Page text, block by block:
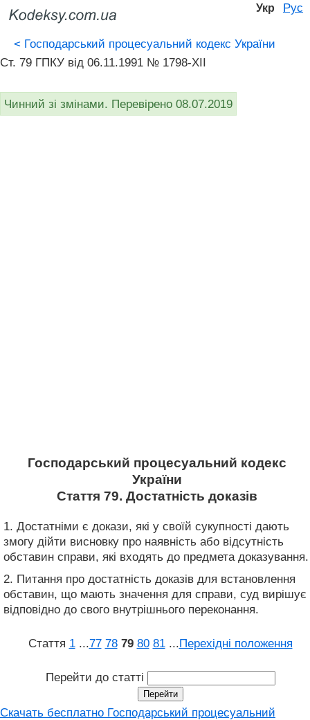
Укр Рус
< Господарський процесуальний кодекс України
Ст. 79 ГПКУ від 06.11.1991 № 1798-XII
Чинний зі змінами. Перевірено 08.07.2019
Господарський процесуальний кодекс
України
Стаття 79. Достатність доказів
1. Достатніми є докази, які у своїй сукупності дають
змогу дійти висновку про наявність або відсутність
обставин справи, які входять до предмета доказування.
2. Питання про достатність доказів для встановлення
обставин, що мають значення для справи, суд вирішує
відповідно до свого внутрішнього переконання.
Стаття 1 ...77 78 79 80 81 ...Перехідні положення
Перейти до статті
Скачать бесплатно Господарський процесуальний